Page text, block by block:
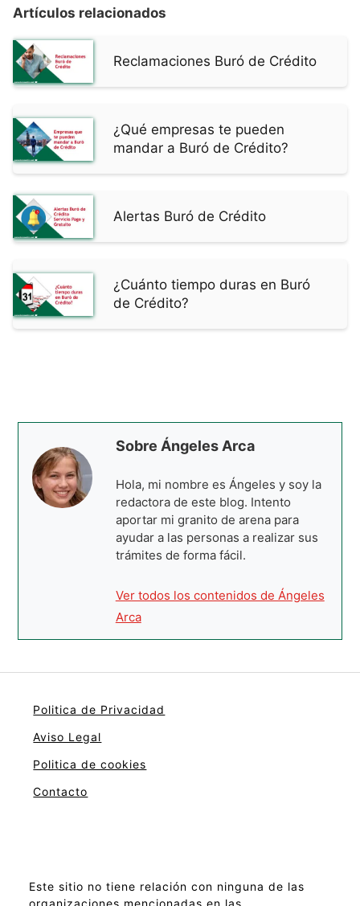
Artículos relacionados
Reclamaciones Buró de Crédito
¿Qué empresas te pueden
mandar a Buró de Crédito?
Alertas Buró de Crédito
¿Cuánto tiempo duras en Buró
de Crédito?
Sobre Ángeles Arca
Hola, mi nombre es Ángeles y soy la
redactora de este blog. Intento
aportar mi granito de arena para
ayudar a las personas a realizar sus
trámites de forma fácil.
Ver todos los contenidos de Ángeles
Arca
Politica de Privacidad
Aviso Legal
Politica de cookies
Contacto
Este sitio no tiene relación con ninguna de las